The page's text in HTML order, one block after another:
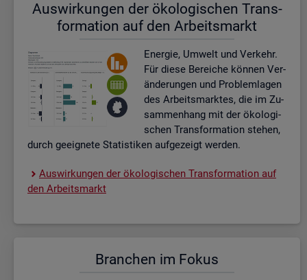
Aus­wir­kun­gen der öko­lo­gi­schen Trans­
for­ma­ti­on auf den Ar­beits­markt
En­er­gie, Um­welt und Ver­kehr.
Für diese Be­rei­che kön­nen Ver­
än­de­run­gen und Pro­blem­la­gen
des Ar­beits­mark­tes, die im Zu­
sam­men­hang mit der öko­lo­gi­
schen Trans­for­ma­ti­on ste­hen,
durch ge­eig­ne­te Sta­tis­ti­ken auf­ge­zeigt wer­den.
Aus­wir­kun­gen der öko­lo­gi­schen Trans­for­ma­ti­on auf
den Ar­beits­markt
Bran­chen im Fokus